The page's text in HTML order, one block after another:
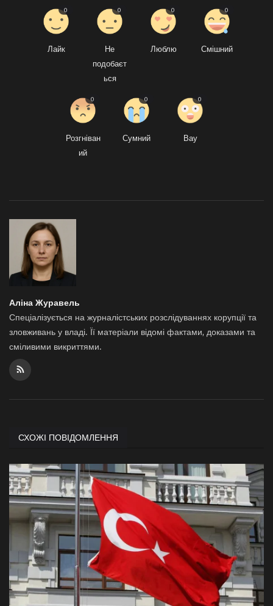
Лайк
0
Не
подобаєт
ься
0
Люблю
0
Смішний
0
Розгніван
ий
0
Сумний
0
Вау
0
Аліна Журавель
Спеціалізується на журналістських розслідуваннях корупції та
зловживань у владі. Її матеріали відомі фактами, доказами та
сміливими викриттями.
СХОЖІ ПОВІДОМЛЕННЯ